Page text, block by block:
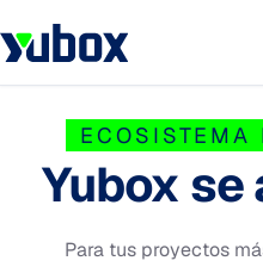
ECOSISTEMA
Yubox
Para tus proyectos